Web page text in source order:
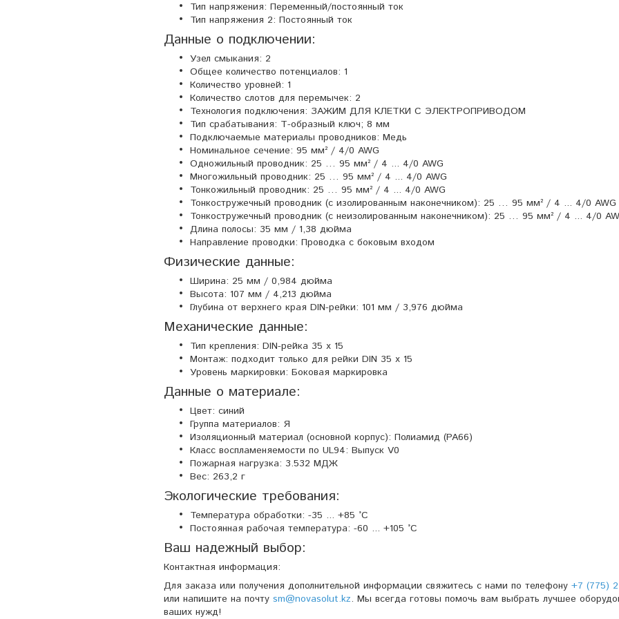
Тип напряжения: Переменный/постоянный ток
Тип напряжения 2: Постоянный ток
Данные о подключении:
Узел смыкания: 2
Общее количество потенциалов: 1
Количество уровней: 1
Количество слотов для перемычек: 2
Технология подключения: ЗАЖИМ ДЛЯ КЛЕТКИ С ЭЛЕКТРОПРИВОДОМ
Тип срабатывания: Т-образный ключ; 8 мм
Подключаемые материалы проводников: Медь
Номинальное сечение: 95 мм² / 4/0 AWG
Одножильный проводник: 25 … 95 мм² / 4 ... 4/0 AWG
Многожильный проводник: 25 … 95 мм² / 4 ... 4/0 AWG
Тонкожильный проводник: 25 … 95 мм² / 4 ... 4/0 AWG
Тонкостружечный проводник (с изолированным наконечником): 25 … 95 мм² / 4 ... 4/0 AWG
Тонкостружечный проводник (с неизолированным наконечником): 25 … 95 мм² / 4 ... 4/0
Длина полосы: 35 мм / 1,38 дюйма
Направление проводки: Проводка с боковым входом
Физические данные:
Ширина: 25 мм / 0,984 дюйма
Высота: 107 мм / 4,213 дюйма
Глубина от верхнего края DIN-рейки: 101 мм / 3,976 дюйма
Механические данные:
Тип крепления: DIN-рейка 35 x 15
Монтаж: подходит только для рейки DIN 35 x 15
Уровень маркировки: Боковая маркировка
Данные о материале:
Цвет: синий
Группа материалов: Я
Изоляционный материал (основной корпус): Полиамид (PA66)
Класс воспламеняемости по UL94: Выпуск V0
Пожарная нагрузка: 3.532 МДЖ
Вес: 263,2 г
Экологические требования:
Температура обработки: -35 ... +85 °C
Постоянная рабочая температура: -60 ... +105 °C
Ваш надежный выбор:
Контактная информация:
Для заказа или получения дополнительной информации свяжитесь с нами по телефону +7 (775)
или напишите на почту sm@novasolut.kz. Мы всегда готовы помочь вам выбрать лучшее
ваших нужд!